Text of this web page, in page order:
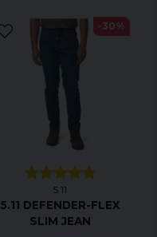
5.11
5.11 DEFENDER-FLEX
SLIM JEAN
-30%